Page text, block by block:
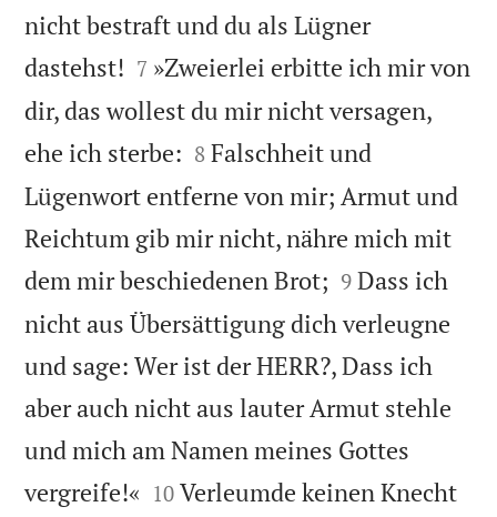
nicht bestraft und du als Lügner
dastehst! 

7 »Zweierlei erbitte ich mir von
dir, das wollest du mir nicht versagen,
ehe ich sterbe: 

8 Falschheit und
Lügenwort entferne von mir; Armut und
Reichtum gib mir nicht, nähre mich mit
dem mir beschiedenen Brot; 

9 Dass ich
nicht aus Übersättigung dich verleugne
und sage: Wer ist der HERR?, Dass ich
aber auch nicht aus lauter Armut stehle
und mich am Namen meines Gottes
vergreife!« 

10 Verleumde keinen Knecht